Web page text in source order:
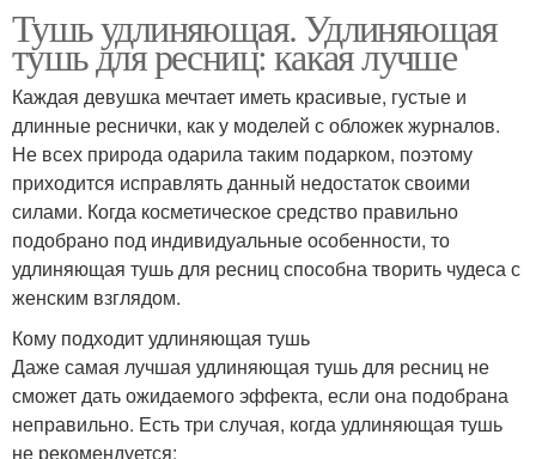
Тушь удлиняющая. Удлиняющая
тушь для ресниц: какая лучше
Каждая девушка мечтает иметь красивые, густые и
длинные реснички, как у моделей с обложек журналов.
Не всех природа одарила таким подарком, поэтому
приходится исправлять данный недостаток своими
силами. Когда косметическое средство правильно
подобрано под индивидуальные особенности, то
удлиняющая тушь для ресниц способна творить чудеса с
женским взглядом.
Кому подходит удлиняющая тушь
Даже самая лучшая удлиняющая тушь для ресниц не
сможет дать ожидаемого эффекта, если она подобрана
неправильно. Есть три случая, когда удлиняющая тушь
не рекомендуется: